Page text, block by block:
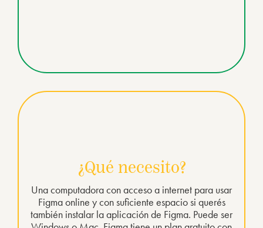
¿Qué necesito?
Una computadora con acceso a internet para usar
Figma online y con suficiente espacio si querés
también instalar la aplicación de Figma. Puede ser